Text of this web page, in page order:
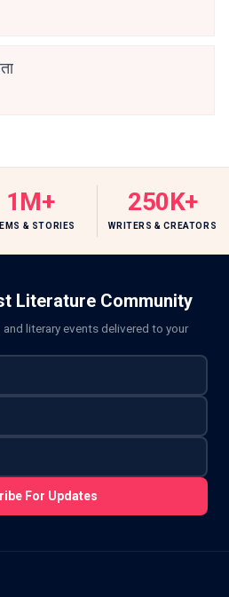
1M+
& STORIES
250K+
WRITERS & CREATORS
Literature Community
literary events delivered to your
For Updates